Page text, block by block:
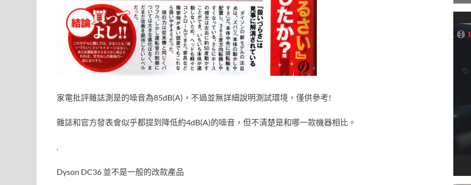
家電批評雜誌測是的噪音為85dB(A)，不過並無詳細說明測試環境，僅供參考!
雜誌和官方發表會似乎都提到降低約4dB(A)的噪音，但不清楚是和哪一款機器相比。
.
Dyson DC36 並不是一般的改款產品